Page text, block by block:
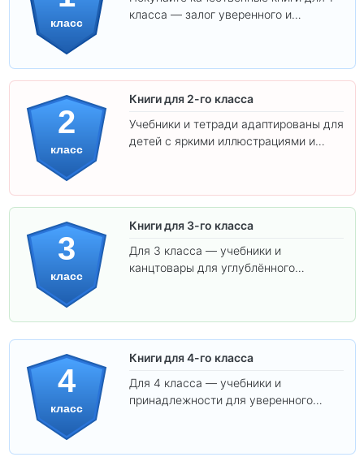
класс
класса — залог уверенного и
2
класс
Книги для 2-го класса
Учебники и тетради адаптированы для
детей с яркими иллюстрациями и
3
класс
Книги для 3-го класса
Для 3 класса — учебники и
канцтовары для углублённого
4
класс
Книги для 4-го класса
Для 4 класса — учебники и
принадлежности для уверенного